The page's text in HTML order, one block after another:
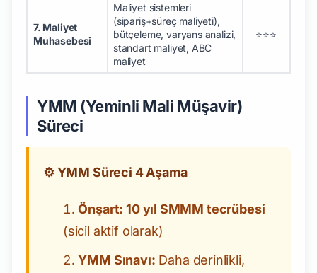
7. Maliyet
Muhasebesi
Maliyet sistemleri
(sipariş+süreç maliyeti),
bütçeleme, varyans analizi,
standart maliyet, ABC
maliyet
⭐⭐⭐
YMM (Yeminli Mali Müşavir)
Süreci
⚙️ YMM Süreci 4 Aşama
Önşart: 10 yıl SMMM tecrübesi
(sicil aktif olarak)
YMM Sınavı: Daha derinlikli,